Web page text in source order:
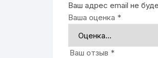
Ваш адрес email не
Ваша оценка *
Ваш отзыв *